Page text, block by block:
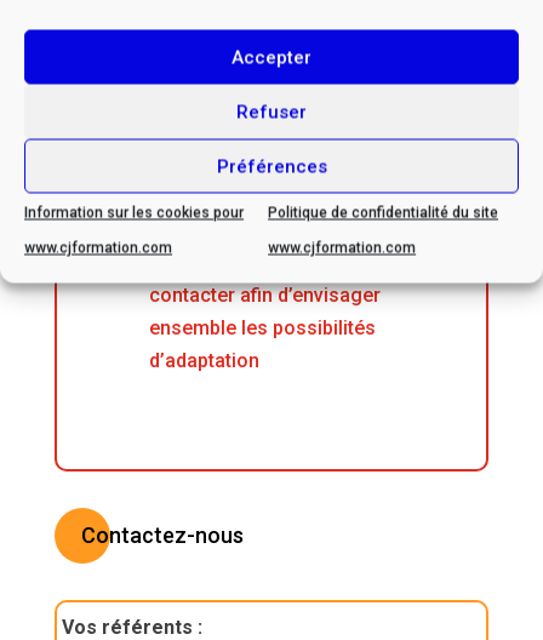
Accepter
Refuser
Préférences
Information sur les cookies pour
www.cjformation.com
Politique de confidentialité du site
www.cjformation.com
FICHE MISE À JOUR EN :
mai, 2024
de handicap, veuillez nous
contacter afin d’envisager
ensemble les possibilités
d’adaptation
Contactez-nous
Vos référents :